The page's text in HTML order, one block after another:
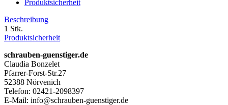
Produktsicherheit
Beschreibung
1 Stk.
Produktsicherheit
schrauben-guenstiger.de
Claudia Bonzelet
Pfarrer-Forst-Str.27
52388 Nörvenich
Telefon: 02421-2098397
E-Mail: info@schrauben-guenstiger.de